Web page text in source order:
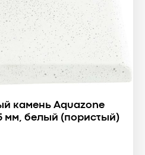
камень Aquazone
мм, белый (пористый)